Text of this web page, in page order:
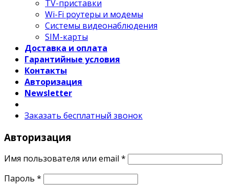
TV-приставки
Wi-Fi роутеры и модемы
Системы видеонаблюдения
SIM-карты
Доставка и оплата
Гарантийные условия
Контакты
Авторизация
Newsletter
Заказать бесплатный звонок
Авторизация
Имя пользователя или email *
Пароль *